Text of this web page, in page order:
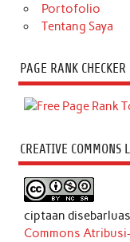
Portofolio
Tentang Saya
PAGE RANK CHECKER
CREATIVE COMMONS
ciptaan
Commons